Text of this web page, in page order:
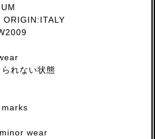
れない状態
wear